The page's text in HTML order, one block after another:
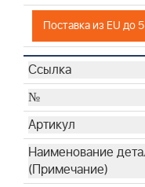
Поставка из EU до